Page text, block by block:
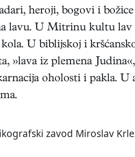
heroji, bogovi i
lavu. U Mitrinu kultu lav
U biblijskoj i
»lava iz plemena
oholosti i pakla.
zavod Miroslav